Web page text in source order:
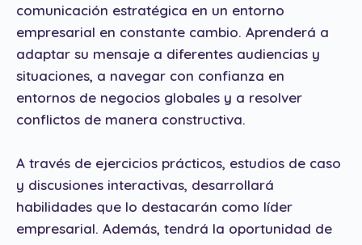
comunicación estratégica en un entorno
empresarial en constante cambio. Aprenderá a
adaptar su mensaje a diferentes audiencias y
situaciones, a navegar con confianza en
entornos de negocios globales y a resolver
conflictos de manera constructiva.
A través de ejercicios prácticos, estudios de caso
y discusiones interactivas, desarrollará
habilidades que lo destacarán como líder
empresarial. Además, tendrá la oportunidad de